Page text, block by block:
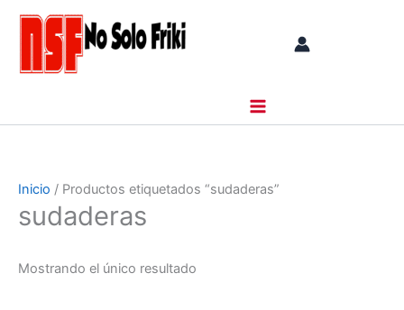
contenido
Inicio / Productos etiquetados “sudaderas”
sudaderas
Mostrando el único resultado